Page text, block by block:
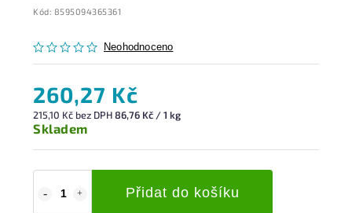
Kód: 8595094365361
Neohodnoceno
260,27 Kč
215,10 Kč bez DPH86,76 Kč / 1 kg
Skladem
Přidat do košíku